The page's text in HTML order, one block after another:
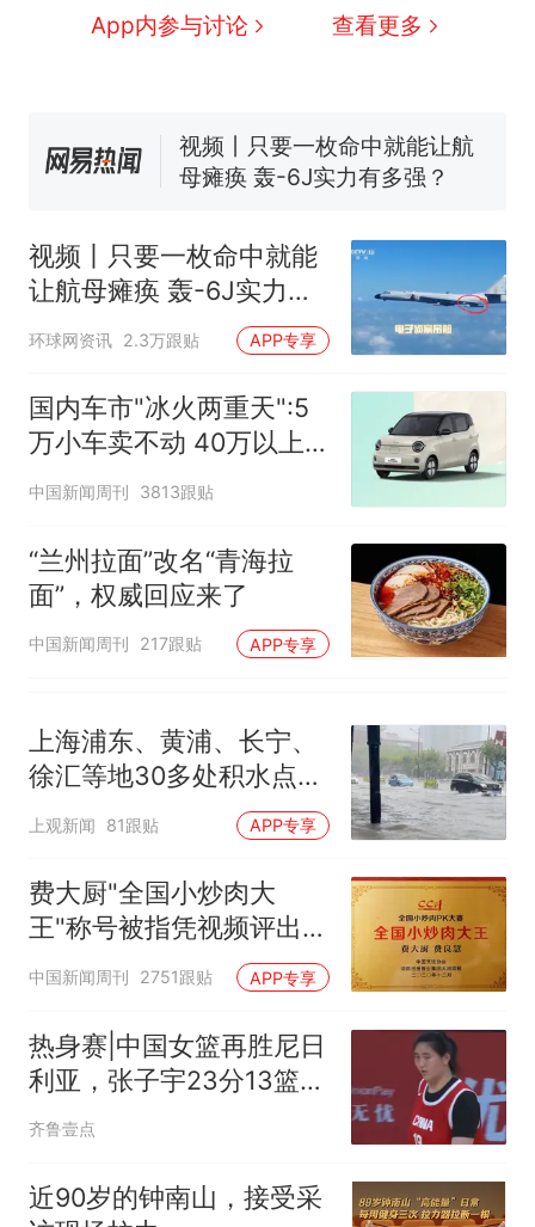
App内参与讨论 查看更多
新 全球唯一没有法定首都的国
视频丨只要一枚命中就能让航
母瘫痪 轰-6J实力有多强？
电力部门回应
大雨将至一家老小6分钟抢收完
1千斤稻谷
热
十多万人报名的考试，成绩
视频丨只要一枚命中就能
让航母瘫痪 轰-6J实力有
多强？
环球网资讯 2.3万跟贴 APP专享
国内车市"冰火两重天":5
万小车卖不动 40万以上
的抢购
中国新闻周刊 3813跟贴
“兰州拉面”改名“青海拉
面”，权威回应来了
中国新闻周刊 217跟贴 APP专享
上海浦东、黄浦、长宁、
徐汇等地30多处积水点正
在抢排
上观新闻 81跟贴 APP专享
费大厨"全国小炒肉大
王"称号被指凭视频评出
官方回应
中国新闻周刊 2751跟贴 APP专享
热身赛|中国女篮再胜尼日
利亚，张子宇23分13篮板
表现抢眼
齐鲁壹点
近90岁的钟南山，接受采